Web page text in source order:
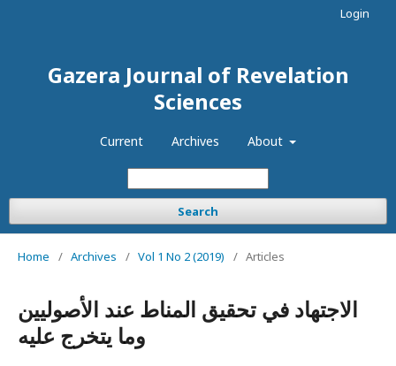
Gazera Journal of Revelation
Sciences
Current Archives About
Search
Login
Home / Archives / Vol 1 No 2 (2019) / Articles
الاجتهاد في تحقيق المناط عند الأصوليين
وما يتخرج عليه